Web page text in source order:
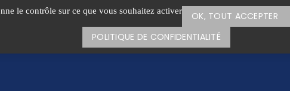
le contrôle sur ce que vous souhaitez activer OK, TOUT ACCEPTER
POLITIQUE DE CONFIDENTIALITÉ